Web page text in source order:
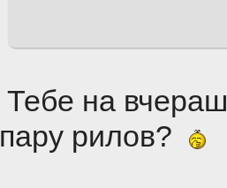
Тебе на
пару рилов?